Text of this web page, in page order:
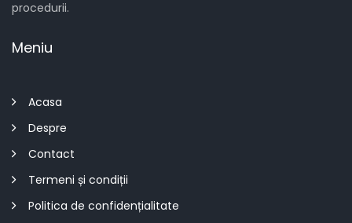
procedurii.
Meniu
Acasa
Despre
Contact
Termeni și condiții
Politica de confidențialitate